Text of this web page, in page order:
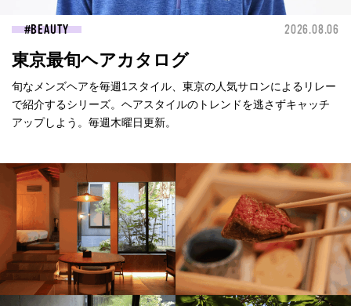
BEAUTY 2026.08.06
東京最旬ヘアカタログ
旬なメンズヘアを毎週1スタイル、東京の人気サロンによるリレー
で紹介するシリーズ。ヘアスタイルのトレンドを逃さずキャッチ
アップしよう。毎週木曜日更新。